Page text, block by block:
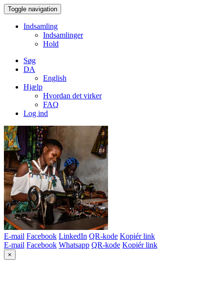
Toggle navigation
Indsamling
Indsamlinger
Hold
Søg
DA
English
Hjælp
Hvordan det virker
FAQ
Log ind
E-mail Facebook LinkedIn QR-kode Kopiér link
E-mail Facebook Whatsapp QR-kode Kopiér link
×